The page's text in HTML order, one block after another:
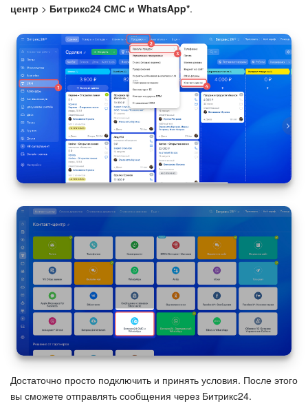
Проекты AI
Мессенджер
Календарь
Диск
База знаний
Сайты
Интернет-магазин
Складской учет
Почта
CRM
Онлайн-запись
центр > Битрикс24 СМС и WhatsApp*.
Достаточно просто подключить и принять условия. После этого
вы сможете отправлять сообщения через Битрикс24.